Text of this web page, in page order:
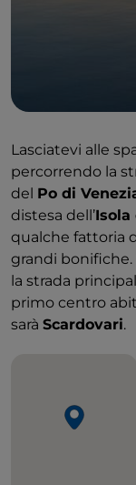
Lasciatevi alle
percorrendo la
del Po di
distesa dell’Isola
qualche fattoria
grandi bonifiche.
la strada
primo centro
sarà Scardovari.